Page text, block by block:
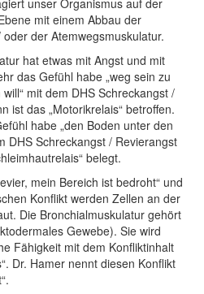
unser Organismus auf der
mit einem Abbau der
der Atemwegsmuskulatur.
hat etwas mit Angst und mit
das Gefühl habe „weg sein zu
mit dem DHS Schreckangst /
ist das „Motorikrelais“ betroffen.
habe „den Boden unter den
DHS Schreckangst / Revierangst
belegt.
mein Bereich ist bedroht“ und
Konflikt werden Zellen an der
Die Bronchialmuskulatur gehört
Gewebe). Sie wird
Fähigkeit mit dem Konfliktinhalt
Dr. Hamer nennt diesen Konflikt